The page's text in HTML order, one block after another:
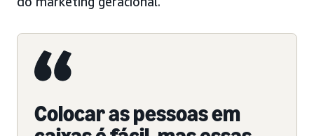
Colocar as pessoas em